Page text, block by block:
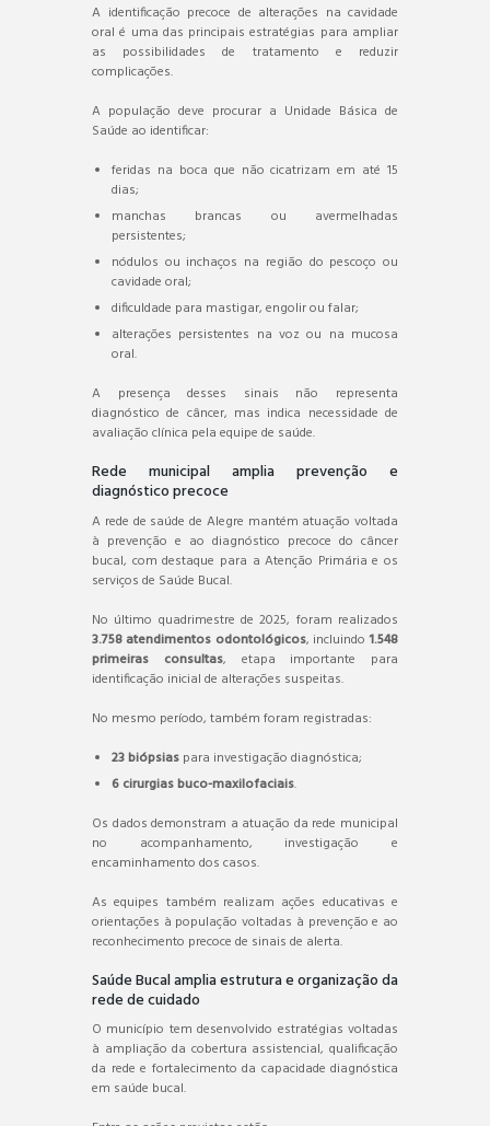
A identificação precoce de alterações na cavidade
oral é uma das principais estratégias para ampliar
as possibilidades de tratamento e reduzir
complicações.
A população deve procurar a Unidade Básica de
Saúde ao identificar:
feridas na boca que não cicatrizam em até 15
dias;
manchas brancas ou avermelhadas
persistentes;
nódulos ou inchaços na região do pescoço ou
cavidade oral;
dificuldade para mastigar, engolir ou falar;
alterações persistentes na voz ou na mucosa
oral.
A presença desses sinais não representa
diagnóstico de câncer, mas indica necessidade de
avaliação clínica pela equipe de saúde.
Rede municipal amplia prevenção e
diagnóstico precoce
A rede de saúde de Alegre mantém atuação voltada
à prevenção e ao diagnóstico precoce do câncer
bucal, com destaque para a Atenção Primária e os
serviços de Saúde Bucal.
No último quadrimestre de 2025, foram realizados
3.758 atendimentos odontológicos, incluindo 1.548
primeiras consultas, etapa importante para
identificação inicial de alterações suspeitas.
No mesmo período, também foram registradas:
23 biópsias para investigação diagnóstica;
6 cirurgias buco-maxilofaciais.
Os dados demonstram a atuação da rede municipal
no acompanhamento, investigação e
encaminhamento dos casos.
As equipes também realizam ações educativas e
orientações à população voltadas à prevenção e ao
reconhecimento precoce de sinais de alerta.
Saúde Bucal amplia estrutura e organização da
rede de cuidado
O município tem desenvolvido estratégias voltadas
à ampliação da cobertura assistencial, qualificação
da rede e fortalecimento da capacidade diagnóstica
em saúde bucal.